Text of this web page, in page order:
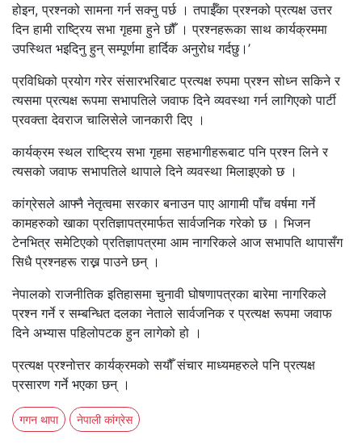
होइन, प्रश्नको सामना गर्न सक्नु पर्छ । तपाईँका प्रश्नको प्रत्यक्ष उत्तर
दिन हामी राष्ट्रिय सभा गृहमा हुने छौँ । प्रश्नहरूका साथ कार्यक्रममा
उपस्थित भइदिनु हुन् सम्पूर्णमा हार्दिक अनुरोध गर्दछु।’
प्रविधिको प्रयोग गरेर संसारभरिबाट प्रत्यक्ष रुपमा प्रश्न सोध्न सकिने र
त्यसमा प्रत्यक्ष रूपमा सभापतिले जवाफ दिने व्यवस्था गर्न लागिएको पार्टी
प्रवक्ता देवराज चालिसेले जानकारी दिए ।
कार्यक्रम स्थल राष्ट्रिय सभा गृहमा सहभागीहरूबाट पनि प्रश्न लिने र
त्यसको जवाफ सभापतिले थापाले दिने व्यवस्था मिलाइएको छ ।
कांग्रेसले आफ्नै नेतृत्वमा सरकार बनाउन पाए आगामी पाँच वर्षमा गर्ने
कामहरुको खाका प्रतिज्ञापत्रमार्फत सार्वजनिक गरेको छ । भिजन
टेनभित्र समेटिएको प्रतिज्ञापत्रमा आम नागरिकले आज सभापति थापासँग
सिधै प्रश्नहरू राख्न पाउने छन् ।
नेपालको राजनीतिक इतिहासमा चुनावी घोषणापत्रका बारेमा नागरिकले
प्रश्न गर्ने र सम्बन्धित दलका नेताले सार्वजनिक र प्रत्यक्ष रूपमा जवाफ
दिने अभ्यास पहिलोपटक हुन लागेको हो ।
प्रत्यक्ष प्रश्नोत्तर कार्यक्रमको सयौँ संचार माध्यमहरुले पनि प्रत्यक्ष
प्रसारण गर्ने भएका छन् ।
गगन थापा नेपाली कांग्रेस